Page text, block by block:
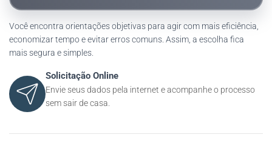
Você encontra orientações objetivas para agir com mais eficiência,
economizar tempo e evitar erros comuns. Assim, a escolha fica
mais segura e simples.
Solicitação Online
Envie seus dados pela internet e acompanhe o processo
sem sair de casa.